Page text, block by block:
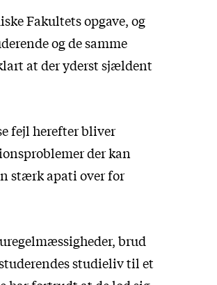
Fakultets opgave, og
og de samme
at der yderst sjældent
fejl herefter bliver
der kan
stærk apati over for
brud
studieliv til et